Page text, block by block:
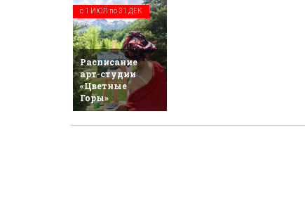
с 1 ИЮЛ по31 ДЕК
Расписание
арт-студии
«Цветные
Горы»